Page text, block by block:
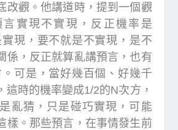
改觀。他講道時，提到一個觀
實現不實現，反正機率是
現，要不就是不實現，是不
係，反正就算亂講預言，也有
可是，當好幾百個、好幾千
這時的機率變成1/2的N次方，
亂猜，只是碰巧實現，可能
樣。那些預言，在事情發生前